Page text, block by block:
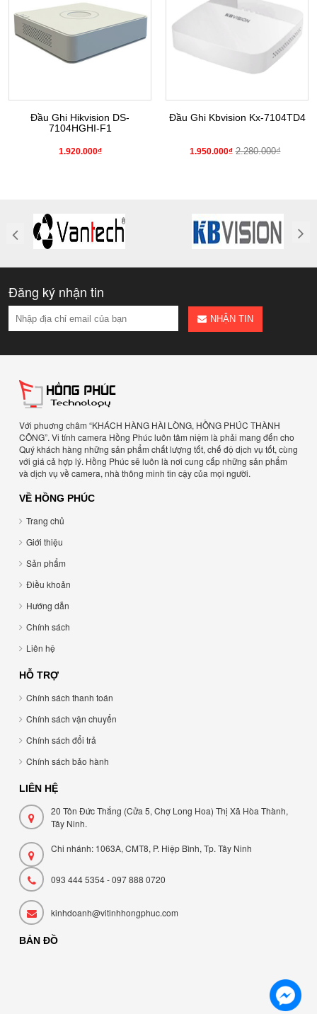
Đầu Ghi Hikvision DS-
7104HGHI-F1
1.920.000₫
Đầu Ghi Kbvision Kx-7104TD4
1.950.000₫ 2.280.000₫
Đăng ký nhận tin
NHẬN TIN
Với phuơng châm “KHÁCH HÀNG HÀI LÒNG, HỒNG PHÚC THÀNH
CÔNG”. Vi tính camera Hồng Phúc luôn tâm niệm là phải mang đến cho
Quý khách hàng những sản phẩm chất lượng tốt, chế độ dịch vụ tốt, cùng
với giá cả hợp lý. Hồng Phúc sẽ luôn là nơi cung cấp những sản phẩm
và dịch vụ về camera, nhà thông minh tin cậy của mọi người.
VỀ HỒNG PHÚC
Trang chủ
Giới thiệu
Sản phẩm
Điều khoản
Hướng dẫn
Chính sách
Liên hệ
HỖ TRỢ
Chính sách thanh toán
Chính sách vận chuyển
Chính sách đổi trả
Chính sách bảo hành
LIÊN HỆ
20 Tôn Đức Thắng (Cửa 5, Chợ Long Hoa) Thị Xã Hòa Thành,
Tây Ninh.
Chi nhánh: 1063A, CMT8, P. Hiệp Bình, Tp. Tây Ninh
093 444 5354 - 097 888 0720
kinhdoanh@vitinhhongphuc.com
BẢN ĐỒ